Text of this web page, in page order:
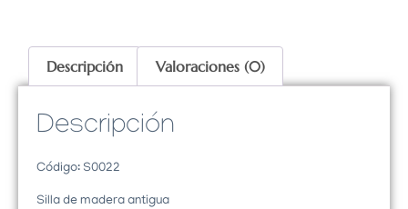
Descripción Valoraciones (0)
Descripción
Código: S0022
Silla de madera antigua